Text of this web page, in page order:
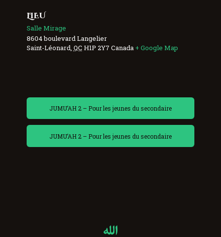
LIEU
Salle Mirage
8604 boulevard Langelier
Saint-Léonard QC H1P 2Y7 Canada + Google Map
JUMU’AH 2 – Pour les jeunes du secondaire
JUMU’AH 2 – Pour les jeunes du secondaire